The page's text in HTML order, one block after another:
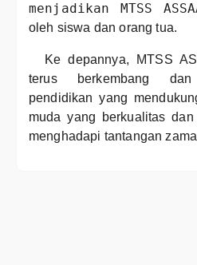
menjadikan MTSS ASSA
oleh siswa dan orang tua.
Ke depannya, MTSS
terus berkembang
pendidikan yang
muda yang berkualitas
menghadapi tantangan